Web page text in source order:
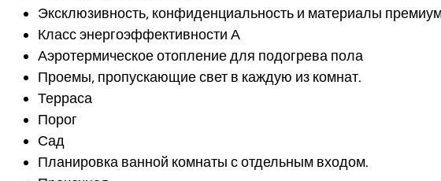
Эксклюзивность, конфиденциальность и материалы
Класс энергоэффективности А
Аэротермическое отопление для подогрева пола
Проемы, пропускающие свет в каждую из комнат.
Терраса
Порог
Сад
Планировка ванной комнаты с отдельным входом.